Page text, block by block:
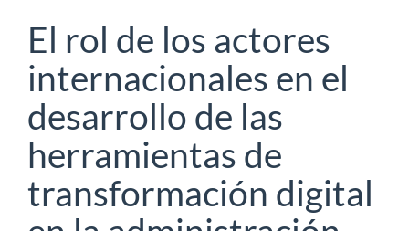
El rol de los actores
internacionales en el
desarrollo de las
herramientas de
transformación digital